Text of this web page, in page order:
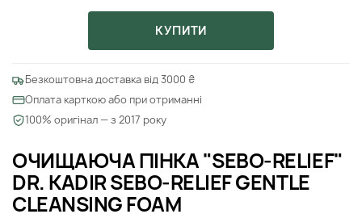
ОЧИЩАЮЧА ПІНКА "SEBO-RELIEF"
DR. KADIR SEBO-RELIEF GENTLE
CLEANSING FOAM
КУПИТИ
Безкоштовна доставка від 3000 ₴
Оплата карткою або при отриманні
100% оригінал — з 2017 року